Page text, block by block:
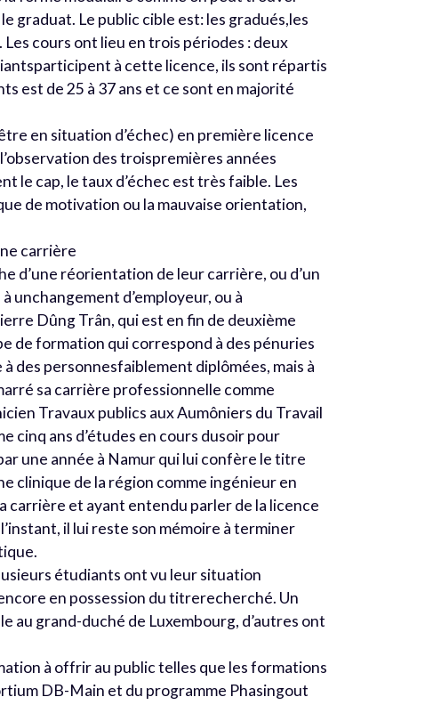
graduat. Le public cible est: les gradués,les
cours ont lieu en trois périodes : deux
à cette licence, ils sont répartis
est de 25 à 37 ans et ce sont en majorité
en situation d’échec) en première licence
des troispremières années
le cap, le taux d’échec est très faible. Les
de motivation ou la mauvaise orientation,
carrière
d’une réorientation de leur carrière, ou d’un
unchangement d’employeur, ou à
Dûng Trân, qui est en fin de deuxième
de formation qui correspond à des pénuries
des personnesfaiblement diplômées, mais à
sa carrière professionnelle comme
Travaux publics aux Aumôniers du Travail
cinq ans d’études en cours dusoir pour
une année à Namur qui lui confère le titre
clinique de la région comme ingénieur en
carrière et ayant entendu parler de la licence
il lui reste son mémoire à terminer
étudiants ont vu leur situation
en possession du titrerecherché. Un
au grand-duché de Luxembourg, d’autres ont
à offrir au public telles que les formations
DB-Main et du programme Phasingout